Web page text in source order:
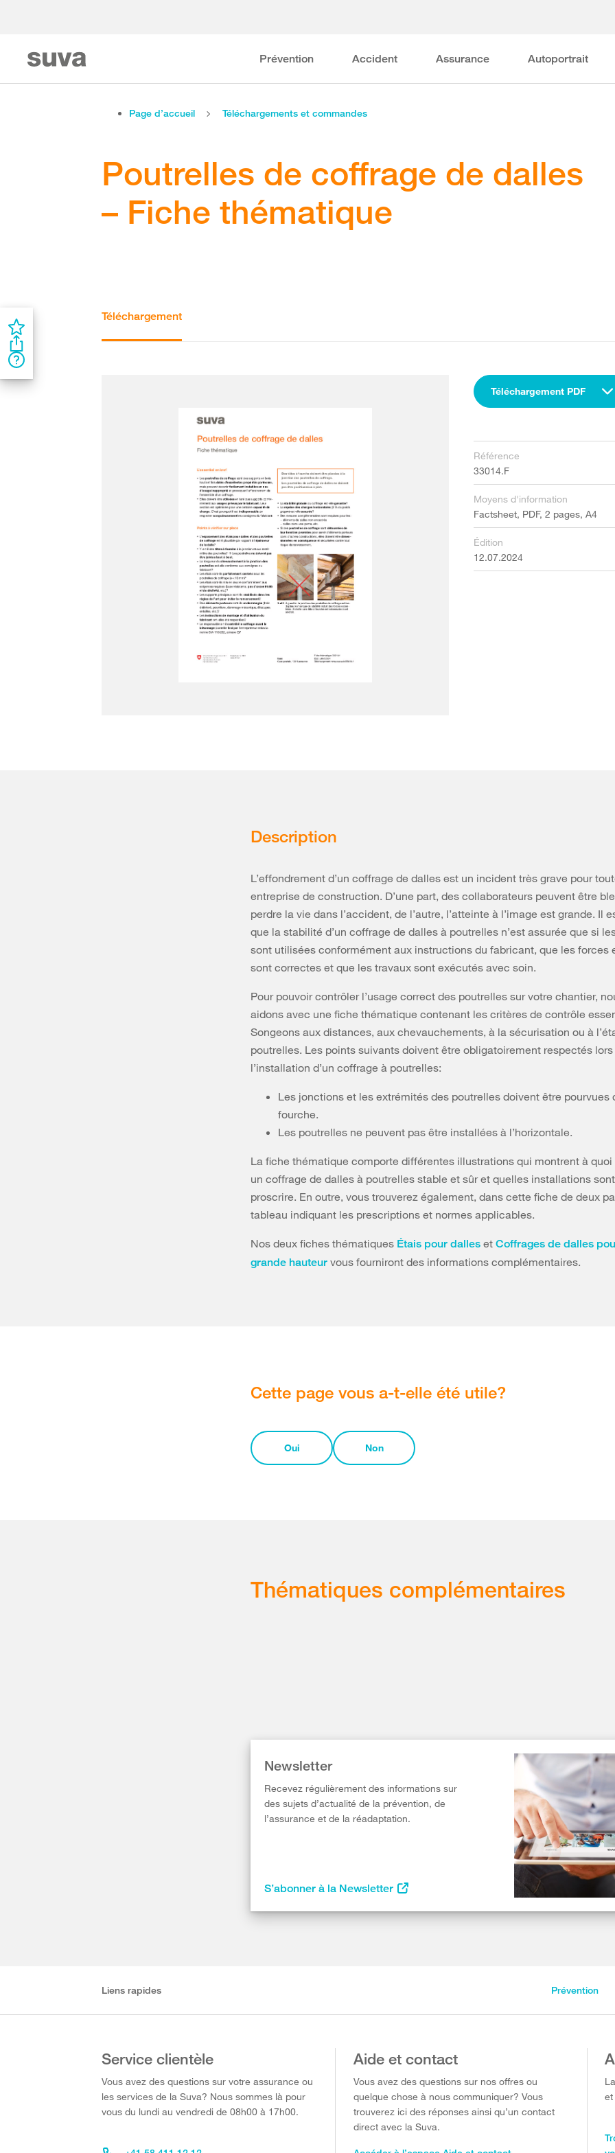
Prévention Accident Assurance Autoportrait
Page d’accueil Téléchargements et commandes
Poutrelles de coffrage de dalles
– Fiche thématique
Téléchargement
Téléchargement PDF
Référence
33014.F
Moyens d'information
Factsheet, PDF, 2 pages, A4
Édition
12.07.2024
Description
L’effondrement d’un coffrage de dalles est un incident très grave pour
entreprise de construction. D’une part, des collaborateurs peuvent être
perdre la vie dans l’accident, de l’autre, l’atteinte à l’image est grande. Il
que la stabilité d’un coffrage de dalles à poutrelles n’est assurée que si
sont utilisées conformément aux instructions du fabricant, que les forces
sont correctes et que les travaux sont exécutés avec soin.
Pour pouvoir contrôler l’usage correct des poutrelles sur votre chantier,
aidons avec une fiche thématique contenant les critères de contrôle
Songeons aux distances, aux chevauchements, à la sécurisation ou à
poutrelles. Les points suivants doivent être obligatoirement respectés lors
l’installation d’un coffrage à poutrelles:
Les jonctions et les extrémités des poutrelles doivent être pourvues
fourche.
Les poutrelles ne peuvent pas être installées à l’horizontale.
La fiche thématique comporte différentes illustrations qui montrent à quoi
un coffrage de dalles à poutrelles stable et sûr et quelles installations
proscrire. En outre, vous trouverez également, dans cette fiche de deux
tableau indiquant les prescriptions et normes applicables.
Nos deux fiches thématiques Étais pour dalles et Coffrages de dalles
grande hauteur vous fourniront des informations complémentaires.
Cette page vous a-t-elle été utile?
Oui Non
Thématiques complémentaires
Newsletter
Recevez régulièrement des informations sur
des sujets d’actualité de la prévention, de
l’assurance et de la réadaptation.
S’abonner à la Newsletter
Liens rapides Prévention
Service clientèle
Vous avez des questions sur votre assurance ou
les services de la Suva? Nous sommes là pour
vous du lundi au vendredi de 08h00 à 17h00.
Aide et contact
Vous avez des questions sur nos offres ou
quelque chose à nous communiquer? Vous
trouverez ici des réponses ainsi qu’un contact
direct avec la Suva.
et